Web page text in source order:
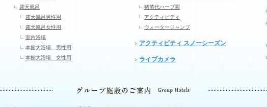
露天風呂
露天風呂男性用
露天風呂女性用
室内浴場
本館大浴場 男性用
本館大浴場 女性用
猪苗代ハーブ園
アクティビティ
ウォータージャンプ
アクティビティ スノーシーズン
ライブカメラ